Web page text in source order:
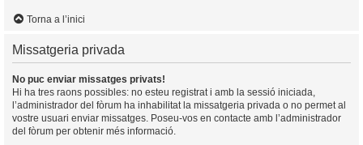
Torna a l’inici
Missatgeria privada
No puc enviar missatges privats!
Hi ha tres raons possibles: no esteu registrat i amb la sessió iniciada,
l’administrador del fòrum ha inhabilitat la missatgeria privada o no permet al
vostre usuari enviar missatges. Poseu-vos en contacte amb l’administrador
del fòrum per obtenir més informació.